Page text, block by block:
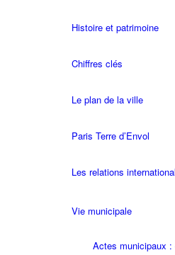
Histoire et patrimoine
Chiffres clés
Le plan de la ville
Paris Terre d’Envol
Les relations
Vie municipale
Actes municipaux :